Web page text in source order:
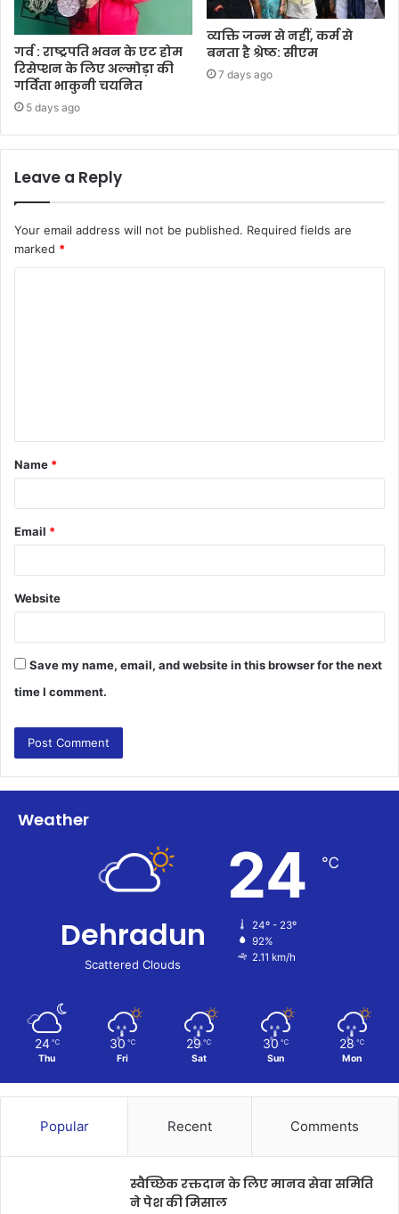
गर्व : राष्ट्रपति भवन के एट होम
रिसेप्शन के लिए अल्मोड़ा की
गर्विता भाकुनी चयनित
5 days ago
व्यक्ति जन्म से नहीं, कर्म से
बनता है श्रेष्ठ: सीएम
7 days ago
Leave a Reply
Your email address will not be published. Required fields are
marked *
t
*
Name *
Email *
Website
Save my name, email, and website in this browser for the next
time I comment.
Weather
Dehradun
Scattered Clouds
24 ℃
24º - 23º
92%
2.11 km/h
24 ℃
Thu
30 ℃
Fri
29 ℃
Sat
30 ℃
Sun
28 ℃
Mon
Popular Recent Comments
स्वैच्छिक रक्तदान के लिए मानव सेवा समिति
ने पेश की मिसाल